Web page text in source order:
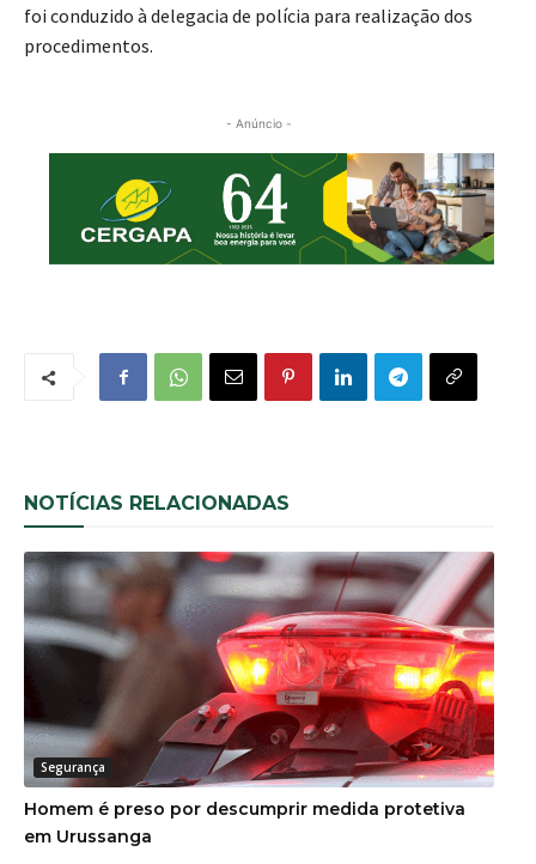
foi conduzido à delegacia de polícia para realização dos
procedimentos.
- Anúncio -
NOTÍCIAS RELACIONADAS
Segurança
Homem é preso por descumprir medida protetiva
em Urussanga